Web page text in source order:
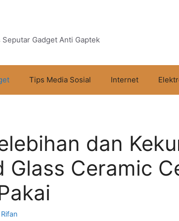
Gadget Anti Gaptek
Tips Media Sosial Internet
dan
Glass Ceramic